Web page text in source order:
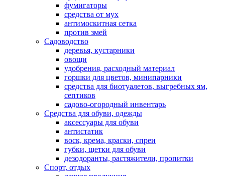
фумигаторы
средства от мух
антимоскитная сетка
против змей
Садоводство
деревья, кустарники
овощи
удобрения, расходный материал
горшки для цветов, минипарники
средства для биотуалетов, выгребных ям,
септиков
садово-огородный инвентарь
Средства для обуви, одежды
аксессуары для обуви
антистатик
воск, крема, краски, спреи
губки, щетки для обуви
дезодоранты, растяжители, пропитки
Спорт, отдых